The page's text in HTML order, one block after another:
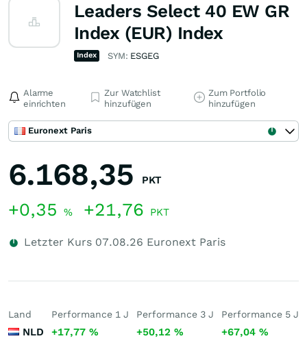
Leaders Select 40 EW GR
Index (EUR) Index
Index SYM: ESGEG
Alarme
einrichten
Zur Watchlist
hinzufügen
Zum Portfolio
hinzufügen
Euronext Paris
6.168,35 PKT
+0,35 % +21,76 PKT
Letzter Kurs 07.08.26 Euronext Paris
Land
NLD
Performance 1 J
+17,77 %
Performance 3 J
+50,12 %
Performance 5 J
+67,04 %